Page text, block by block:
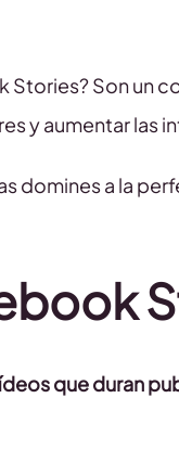
Stories? Son un
y aumentar las
domines a la
que duran